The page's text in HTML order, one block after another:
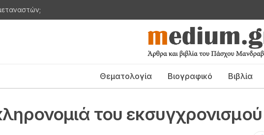
Θεματολογία Βιογραφικό Βιβλία
του εκσυγχρονισμού